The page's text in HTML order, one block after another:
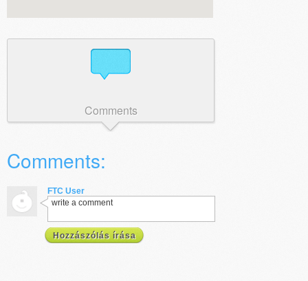
Comments
Comments:
FTC User
write a comment
Hozzászólás írása